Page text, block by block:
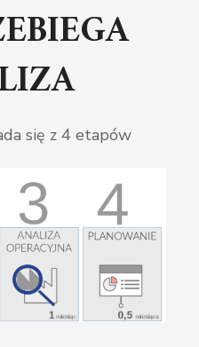
się z 4 etapów